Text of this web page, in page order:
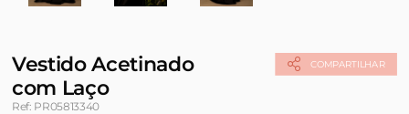
COMPARTILHAR
Vestido Acetinado
com Laço
Ref: PR05813340